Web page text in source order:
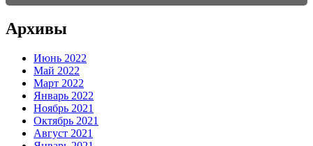
Архивы
Июнь 2022
Май 2022
Март 2022
Январь 2022
Ноябрь 2021
Октябрь 2021
Август 2021